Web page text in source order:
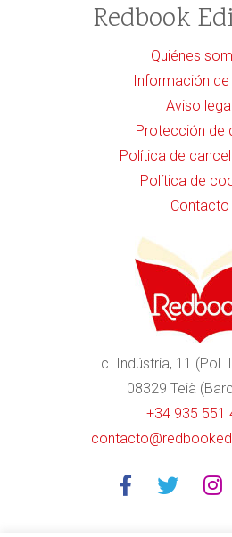
Redbook
Quiénes
Información
Aviso legal
Protección de
Política de
Política de
Contacto
c. Indústria, 11 (Pol.
08329 Teià
+34 935 551